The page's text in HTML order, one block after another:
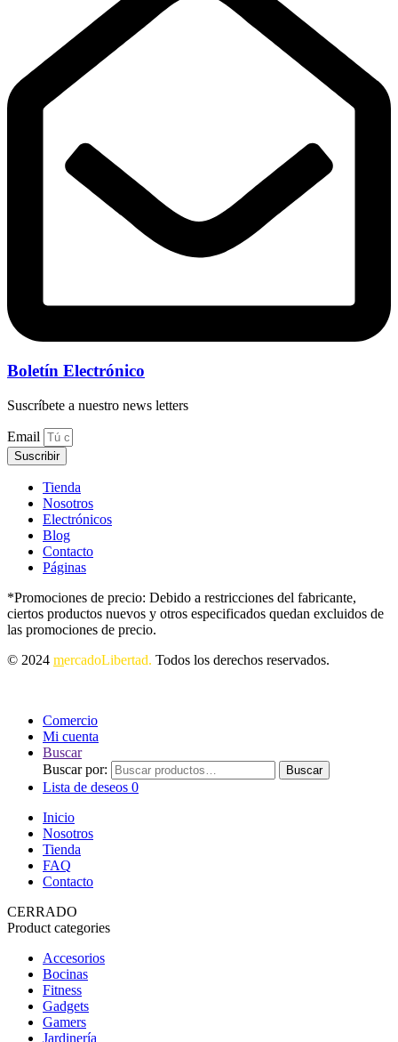
Boletín Electrónico
Suscríbete a nuestro news letters
Email
Suscribir
Tienda
Nosotros
Electrónicos
Blog
Contacto
Páginas
*Promociones de precio: Debido a restricciones del fabricante,
ciertos productos nuevos y otros especificados quedan excluidos de
las promociones de precio.
© 2024 mercadoLibertad. Todos los derechos reservados.
Comercio
Mi cuenta
Buscar
Buscar por:
Buscar
Lista de deseos 0
Inicio
Nosotros
Tienda
FAQ
Contacto
CERRADO
Product categories
Accesorios
Bocinas
Fitness
Gadgets
Gamers
Jardinería